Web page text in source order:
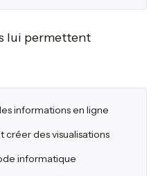
lui permettent
informations en ligne
créer des visualisations
informatique